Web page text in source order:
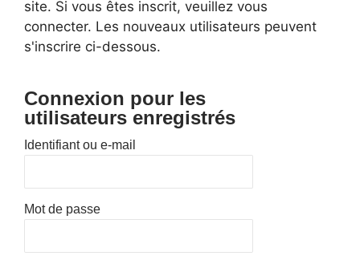
site. Si vous êtes inscrit, veuillez vous
connecter. Les nouveaux utilisateurs peuvent
s'inscrire ci-dessous.
Connexion pour les
utilisateurs enregistrés
Identifiant ou e-mail
Mot de passe